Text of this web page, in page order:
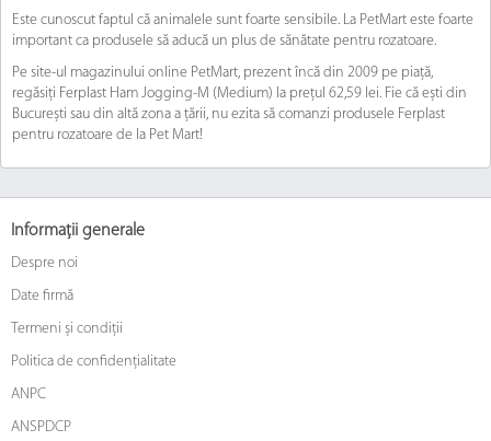
Este cunoscut faptul că animalele sunt foarte sensibile. La PetMart este foarte
important ca produsele să aducă un plus de sănătate pentru rozatoare.
Pe site-ul magazinului online PetMart, prezent încă din 2009 pe piață,
regăsiți Ferplast Ham Jogging-M (Medium) la prețul 62,59 lei. Fie că ești din
București sau din altă zona a țării, nu ezita să comanzi produsele Ferplast
pentru rozatoare de la Pet Mart!
Informații generale
Despre noi
Date firmă
Termeni și condiții
Politica de confidențialitate
ANPC
ANSPDCP